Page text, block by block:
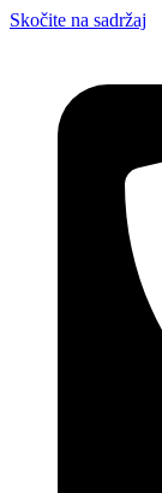
Skočite na sadržaj